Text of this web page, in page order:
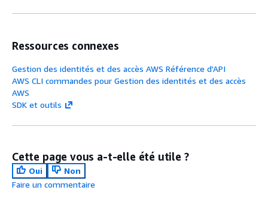
Ressources connexes
Gestion des identités et des accès AWS Référence d'API
AWS CLI commandes pour Gestion des identités et des accès
AWS
SDK et outils
Cette page vous a-t-elle été utile ?
Oui
Non
Faire un commentaire